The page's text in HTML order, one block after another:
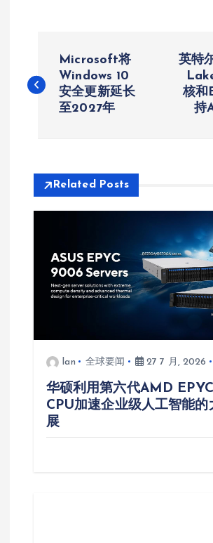
章
Microsoft将
Windows 10
安全更新延长
至2027年
英特
核和
持
Related Posts
lan 全球要闻 27 7 月, 2026
华硕利用第六代AMD
CPU加速企业级人工智能的
展